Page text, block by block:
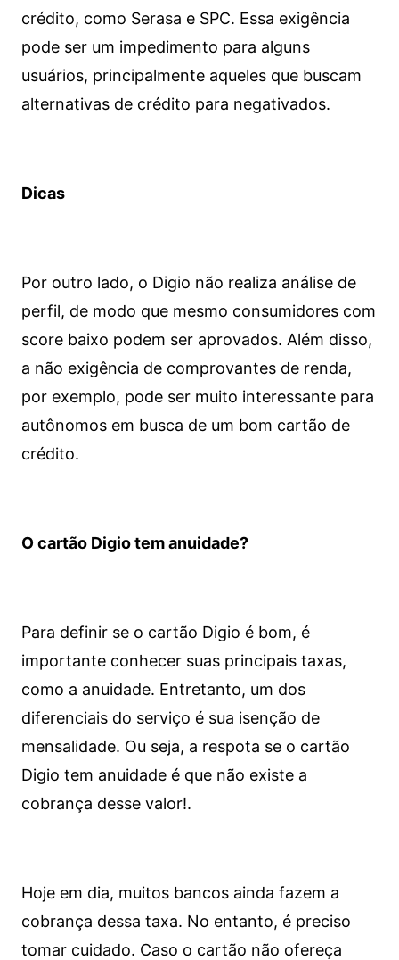
crédito, como Serasa e SPC. Essa exigência
pode ser um impedimento para alguns
usuários, principalmente aqueles que buscam
alternativas de crédito para negativados.
Dicas
Por outro lado, o Digio não realiza análise de
perfil, de modo que mesmo consumidores com
score baixo podem ser aprovados. Além disso,
a não exigência de comprovantes de renda,
por exemplo, pode ser muito interessante para
autônomos em busca de um bom cartão de
crédito.
O cartão Digio tem anuidade?
Para definir se o cartão Digio é bom, é
importante conhecer suas principais taxas,
como a anuidade. Entretanto, um dos
diferenciais do serviço é sua isenção de
mensalidade. Ou seja, a respota se o cartão
Digio tem anuidade é que não existe a
cobrança desse valor!.
Hoje em dia, muitos bancos ainda fazem a
cobrança dessa taxa. No entanto, é preciso
tomar cuidado. Caso o cartão não ofereça